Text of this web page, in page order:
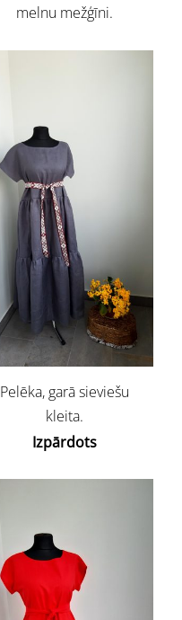
melnu mežģīni.
Pelēka, garā sieviešu
kleita.
Izpārdots